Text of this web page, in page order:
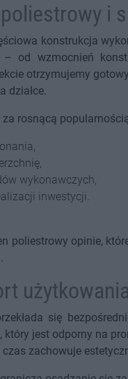
i
konstrukcja
od wzmocnień
otrzymujemy
działce.
rosnącą
wykonawczych,
inwestycji.
poliestrowy opinie,
się
jest odporny na
zachowuje